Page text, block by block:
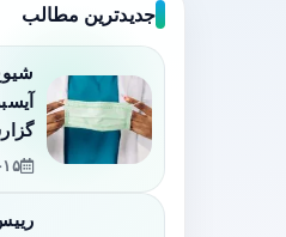
جدیدترین مطالب